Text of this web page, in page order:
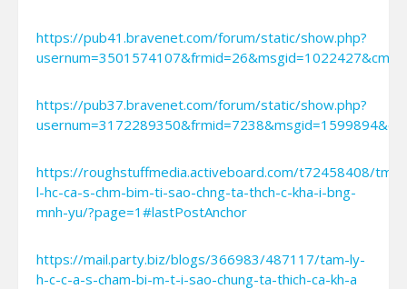
https://pub41.bravenet.com/forum/static/show.php?
https://pub37.bravenet.com/forum/static/show.php?
https://roughstuffmedia.activeboard.com/t72458408/tm-
l-hc-ca-s-chm-bim-ti-sao-chng-ta-thch-c-kha-i-bng-
mnh-yu/?page=1#lastPostAnchor
https://mail.party.biz/blogs/366983/487117/tam-ly-
h-c-c-a-s-cham-bi-m-t-i-sao-chung-ta-thich-ca-kh-a